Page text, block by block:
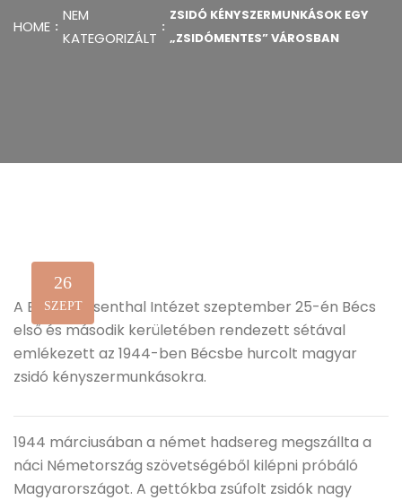
HOME
NEM
KATEGORIZÁLT
ZSIDÓ KÉNYSZERMUNKÁSOK EGY
„ZSIDÓMENTES” VÁROSBAN
26
SZEPT
A Bécsi Wiesenthal Intézet szeptember 25-én Bécs
első és második kerületében rendezett sétával
emlékezett az 1944-ben Bécsbe hurcolt magyar
zsidó kényszermunkásokra.
1944 márciusában a német hadsereg megszállta a
náci Németország szövetségéből kilépni próbáló
Magyarországot. A gettókba zsúfolt zsidók nagy